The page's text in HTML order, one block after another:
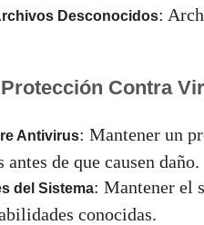
Desconocidos:
Contra
Antivirus: Mantener un
de que causen daño.
del Sistema: Mantener el
conocidas.